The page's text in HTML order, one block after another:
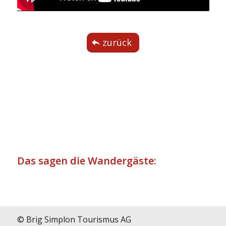
zurück
Das sagen die Wandergäste:
© Brig Simplon Tourismus AG